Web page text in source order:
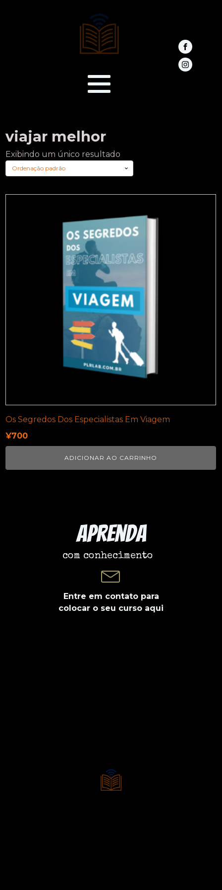
viajar melhor
Exibindo um único resultado
Os Segredos Dos Especialistas Em Viagem
¥700
ADICIONAR AO CARRINHO
Aprenda
com conhecimento
Entre em contato para
colocar o seu curso aqui